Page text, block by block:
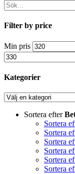
Filter by price
Min pris
Kategorier
Sortera efter
Sortera
Sortera
Sortera
Sortera
Sortera
Sortera